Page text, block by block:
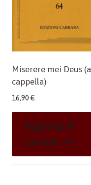
Miserere mei Deus (a
cappella)
16,90 €
Aggiungi Al
Carrello